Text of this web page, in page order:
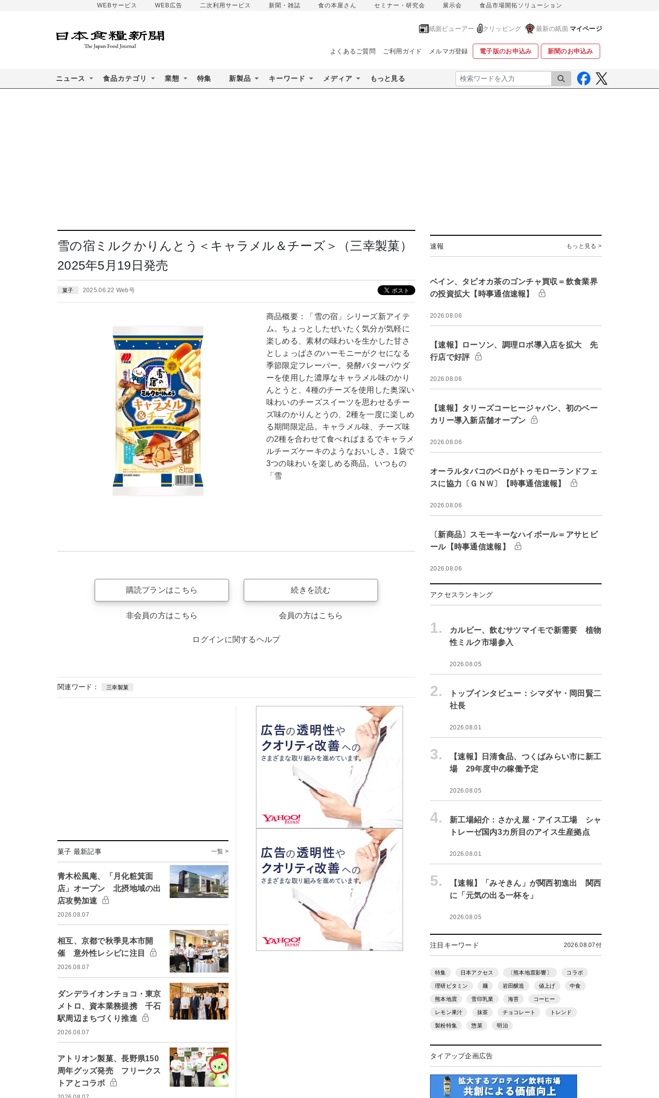
WEBサービス WEB広告 二次利用サービス 新聞・雑誌 食の本屋さん セミナー・研究会 展示会 食品市場開拓ソリューション
紙面ビューアー クリッピング 最新の紙面 マイページ
よくあるご質問 ご利用ガイド メルマガ登録 電子版のお申込み 新聞のお申込み
ニュース 食品カテゴリ 業態 特集 新製品 キーワード メディア もっと見る 検索
雪の宿ミルクかりんとう＜キャラメル＆チーズ＞（三幸製菓）
2025年5月19日発売
菓子 2025.06.22 Web号
商品概要：「雪の宿」シリーズ新アイテ
ム。ちょっとしたぜいたく気分が気軽に
楽しめる、素材の味わいを生かした甘さ
としょっぱさのハーモニーがクセになる
季節限定フレーバー。発酵バターパウダ
ーを使用した濃厚なキャラメル味のかり
んとうと、4種のチーズを使用した奥深い
味わいのチーズスイーツを思わせるチー
ズ味のかりんとうの、2種を一度に楽しめ
る期間限定品。キャラメル味、チーズ味
の2種を合わせて食べればまるでキャラメ
ルチーズケーキのようなおいしさ。1袋で
3つの味わいを楽しめる商品。いつもの
「雪
購読プランはこちら
非会員の方はこちら
続きを読む
会員の方はこちら
ログインに関するヘルプ
関連ワード： 三幸製菓
菓子 最新記事 一覧 >
青木松風庵、「月化粧箕面
店」オープン 北摂地域の出
店攻勢加速
2026.08.07
相互、京都で秋季見本市開
催 意外性レシピに注目
2026.08.07
ダンデライオンチョコ・東京
メトロ、資本業務提携 千石
駅周辺まちづくり推進
2026.08.07
アトリオン製菓、長野県150
周年グッズ発売 フリークス
トアとコラボ
速報 もっと見る >
ベイン、タピオカ茶のゴンチャ買収＝飲食業界
の投資拡大【時事通信速報】
2026.08.06
【速報】ローソン、調理ロボ導入店を拡大 先
行店で好評
2026.08.06
【速報】タリーズコーヒージャパン、初のベー
カリー導入新店舗オープン
2026.08.06
オーラルタバコのベロがトゥモローランドフェ
スに協力〔ＧＮＷ〕【時事通信速報】
2026.08.06
〔新商品〕スモーキーなハイボール＝アサヒビ
ール【時事通信速報】
2026.08.06
アクセスランキング
1.
カルビー、飲むサツマイモで新需要 植物
性ミルク市場参入
2026.08.05
2.
トップインタビュー：シマダヤ・岡田賢二
社長
2026.08.01
3.
【速報】日清食品、つくばみらい市に新工
場 29年度中の稼働予定
2026.08.05
4.
新工場紹介：さかえ屋・アイス工場 シャ
トレーゼ国内3カ所目のアイス生産拠点
2026.08.01
5.
【速報】「みそきん」が関西初進出 関西
に「元気の出る一杯を」
2026.08.05
注目キーワード 2026.08.07付
特集 日本アクセス 〔熊本地震影響〕 コラボ
理研ビタミン 麺 岩田醸造 値上げ 中食
熊本地震 雪印乳業 海苔 コーヒー
レモン果汁 抹茶 チョコレート トレンド
製粉特集 惣菜 明治
タイアップ企画広告